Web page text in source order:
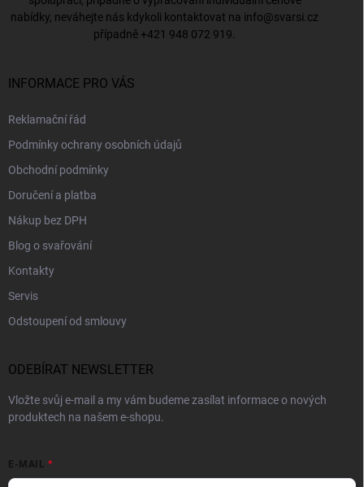
nabídky, neváhejte nás kdykoli kontaktovat na info@svarsi.cz
případně +421 948 072 919
INFORMACE PRO VÁS
Reklamační řád
Podmínky ochrany osobních údajů
Obchodní podmínky
Doručení a platba
Nákup bez DPH
Blog o svařování
Kontakty
Servis
Odstoupení od smlouvy
ODEBÍRAT NEWSLETTER
Vložte svůj e-mail a my vám budeme zasílat informace o nových
produktech na našem e-shopu.
E-MAIL